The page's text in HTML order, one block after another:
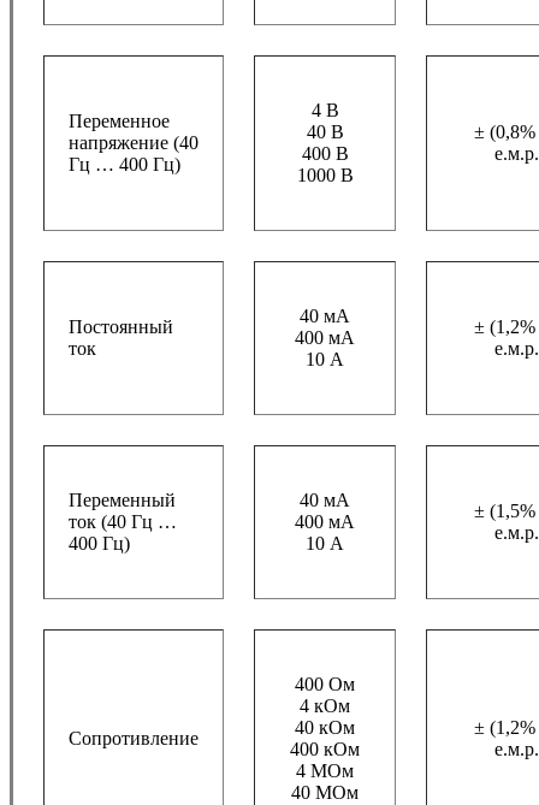
Переменное
напряжение (40
Гц … 400 Гц)
4 В
40 В
400 В
1000 В
± (0,8%
Постоянный
ток
40 мА
400 мА
10 А
± (1,2%
Переменный
ток (40 Гц …
400 Гц)
40 мА
400 мА
10 А
± (1,5%
Сопротивление
400 Ом
4 кОм
40 кОм
400 кОм
4 МОм
40 МОм
± (1,2%